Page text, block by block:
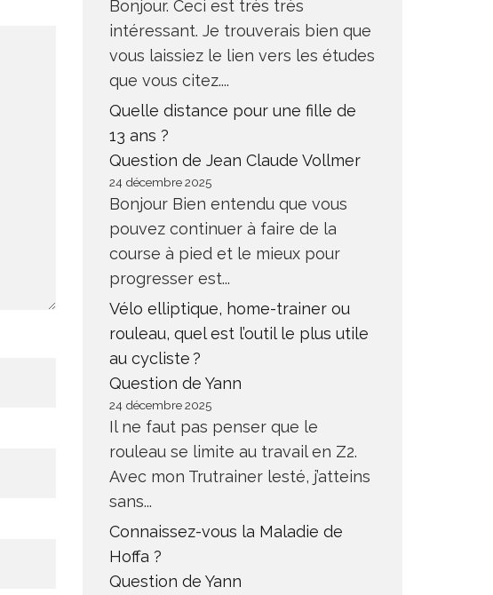
Bonjour. Ceci est très très
intéressant. Je trouverais bien que
vous laissiez le lien vers les études
que vous citez....
Quelle distance pour une fille de
13 ans ?
Question de Jean Claude Vollmer
24 décembre 2025
Bonjour Bien entendu que vous
pouvez continuer à faire de la
course à pied et le mieux pour
progresser est...
Vélo elliptique, home-trainer ou
rouleau, quel est l’outil le plus utile
au cycliste ?
Question de Yann
24 décembre 2025
Il ne faut pas penser que le
rouleau se limite au travail en Z2.
Avec mon Trutrainer lesté, j’atteins
sans...
Connaissez-vous la Maladie de
Hoffa ?
Question de Yann